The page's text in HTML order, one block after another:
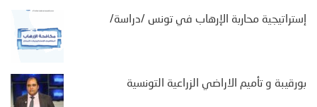
إستراتيجية محاربة الإرهاب في تونس /دراسة/
بورقيبة و تأميم الاراضي الزراعية التونسية